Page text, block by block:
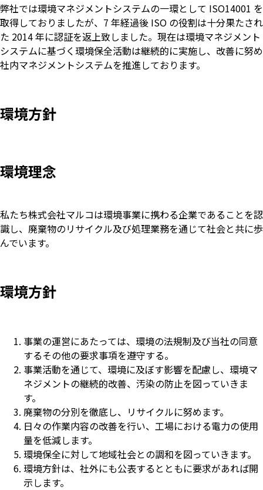
弊社では環境マネジメントシステムの一環として ISO14001 を
取得しておりましたが、7 年経過後 ISO の役割は十分果たされ
た 2014 年に認証を返上致しました。現在は環境マネジメント
システムに基づく環境保全活動は継続的に実施し、改善に努め
社内マネジメントシステムを推進しております。
環境方針
環境理念
私たち株式会社マルコは環境事業に携わる企業であることを認
識し、廃棄物のリサイクル及び処理業務を通じて社会と共に歩
んでいます。
環境方針
事業の運営にあたっては、環境の法規制及び当社の同意
するその他の要求事項を遵守する。
事業活動を通じて、環境に及ぼす影響を配慮し、環境マ
ネジメントの継続的改善、汚染の防止を図っていきま
す。
廃棄物の分別を徹底し、リサイクルに努めます。
日々の作業内容の改善を行い、工場における電力の使用
量を低減します。
環境保全に対して地域社会との調和を図っていきます。
環境方針は、社外にも公表するとともに要求があれば開
示します。